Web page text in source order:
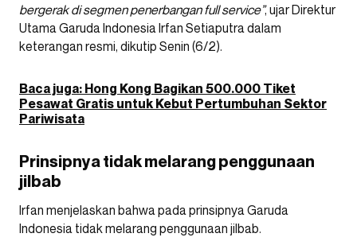
bergerak di segmen penerbangan full service”, ujar Direktur
Utama Garuda Indonesia Irfan Setiaputra dalam
keterangan resmi, dikutip Senin (6/2).
Baca juga: Hong Kong Bagikan 500.000 Tiket
Pesawat Gratis untuk Kebut Pertumbuhan Sektor
Pariwisata
Prinsipnya tidak melarang penggunaan
jilbab
Irfan menjelaskan bahwa pada prinsipnya Garuda
Indonesia tidak melarang penggunaan jilbab.